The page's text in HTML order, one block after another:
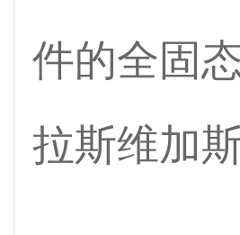
件的全固
拉斯维加